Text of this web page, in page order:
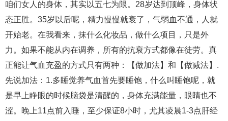
咱们女人的身体，其实以五七为限。28岁达到顶峰，身体状
态正胜。35岁以后呢，精力慢慢就衰了，气弱血不通，人就
开始老。在我看来，抹什么化妆品，做什么项目，只是外
力。如果不能从内在调养，所有的抗衰方式都像在徒劳。真
正能让气血充盈的方式只有两种：【做加法】和【做减法】.
先说加法：1.多睡觉养气血首先要睡饱，什么叫睡饱呢，就
是早上睁眼的时候脑袋是清醒的，身体充满能量，眼睛也不
涩。晚上11点前入睡，至少保证8小时，尤其凌晨1-3点肝经